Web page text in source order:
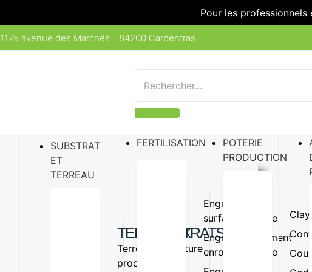
Pour les
1175 avenue des Marchés - 84200 Carpentras
SUBSTRAT
ET
TERREAU
TERREAUX
Terreau
production
SUBSTRATS
Vermiculture
FERTILISATION
Engrais
surfaçage
Engrais
enrobé
organique
Amendement
organique
POTERIE
PRODUCTION